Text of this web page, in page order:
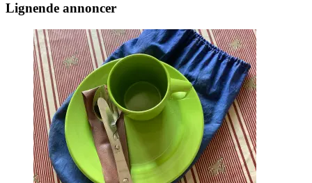
Lignende annoncer